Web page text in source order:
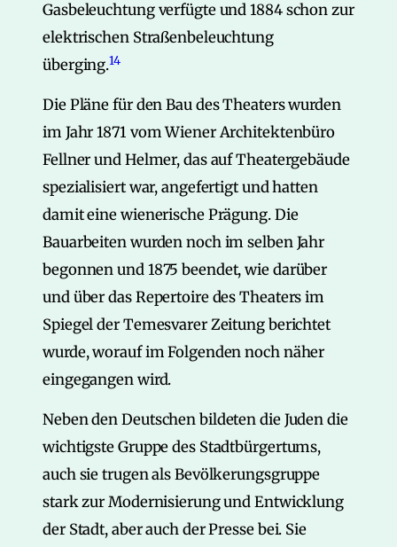
Gasbeleuchtung verfügte und 1884 schon zur
elektrischen Straßenbeleuchtung
überging.14
Die Pläne für den Bau des Theaters wurden
im Jahr 1871 vom Wiener Architektenbüro
Fellner und Helmer, das auf Theatergebäude
spezialisiert war, angefertigt und hatten
damit eine wienerische Prägung. Die
Bauarbeiten wurden noch im selben Jahr
begonnen und 1875 beendet, wie darüber
und über das Repertoire des Theaters im
Spiegel der Temesvarer Zeitung berichtet
wurde, worauf im Folgenden noch näher
eingegangen wird.
Neben den Deutschen bildeten die Juden die
wichtigste Gruppe des Stadtbürgertums,
auch sie trugen als Bevölkerungsgruppe
stark zur Modernisierung und Entwicklung
der Stadt, aber auch der Presse bei. Sie